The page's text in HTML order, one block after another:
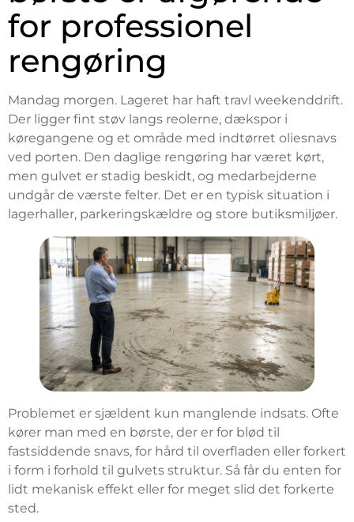
for professionel
rengøring
Mandag morgen. Lageret har haft travl weekenddrift.
Der ligger fint støv langs reolerne, dækspor i
køregangene og et område med indtørret oliesnavs
ved porten. Den daglige rengøring har været kørt,
men gulvet er stadig beskidt, og medarbejderne
undgår de værste felter. Det er en typisk situation i
lagerhaller, parkeringskældre og store butiksmiljøer.
Problemet er sjældent kun manglende indsats. Ofte
kører man med en børste, der er for blød til
fastsiddende snavs, for hård til overfladen eller forkert
i form i forhold til gulvets struktur. Så får du enten for
lidt mekanisk effekt eller for meget slid det forkerte
sted.